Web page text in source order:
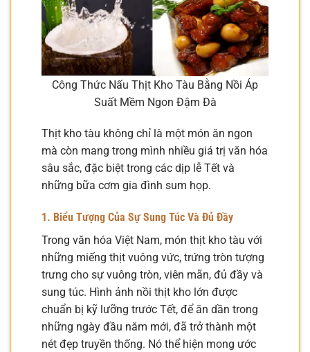
Công Thức Nấu Thịt Kho Tàu Bằng Nồi Áp
Suất Mềm Ngon Đậm Đà
Thịt kho tàu không chỉ là một món ăn ngon
mà còn mang trong mình nhiều giá trị văn hóa
sâu sắc, đặc biệt trong các dịp lễ Tết và
những bữa cơm gia đình sum họp.
1. Biểu Tượng Của Sự Sung Túc Và Đủ Đầy
Trong văn hóa Việt Nam, món thịt kho tàu với
những miếng thịt vuông vức, trứng tròn tượng
trưng cho sự vuông tròn, viên mãn, đủ đầy và
sung túc. Hình ảnh nồi thịt kho lớn được
chuẩn bị kỹ lưỡng trước Tết, để ăn dần trong
những ngày đầu năm mới, đã trở thành một
nét đẹp truyền thống. Nó thể hiện mong ước